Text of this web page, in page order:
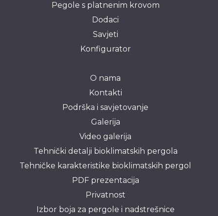
Pegole s platnenim krovom
Dodaci
Savjeti
Konfigurator
O nama
Kontakti
Podrška i savjetovanje
Galerija
Video galerija
Tehnički detalji bioklimatskih pergola
Tehničke karakteristike bioklimatskih pergol
PDF prezentacija
Privatnost
Izbor boja za pergole i nadstrešnice